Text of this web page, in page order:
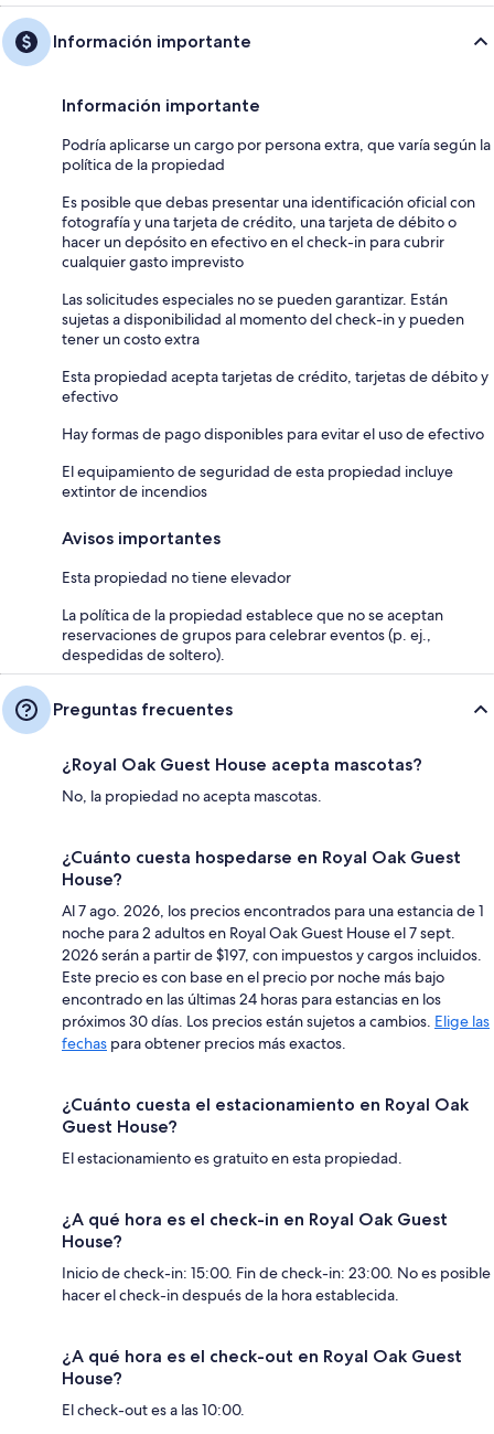
Información importante
Información importante
Podría aplicarse un cargo por persona extra, que varía según la
política de la propiedad
Es posible que debas presentar una identificación oficial con
fotografía y una tarjeta de crédito, una tarjeta de débito o
hacer un depósito en efectivo en el check-in para cubrir
cualquier gasto imprevisto
Las solicitudes especiales no se pueden garantizar. Están
sujetas a disponibilidad al momento del check-in y pueden
tener un costo extra
Esta propiedad acepta tarjetas de crédito, tarjetas de débito y
efectivo
Hay formas de pago disponibles para evitar el uso de efectivo
El equipamiento de seguridad de esta propiedad incluye
extintor de incendios
Avisos importantes
Esta propiedad no tiene elevador
La política de la propiedad establece que no se aceptan
reservaciones de grupos para celebrar eventos (p. ej.,
despedidas de soltero).
Preguntas frecuentes
¿Royal Oak Guest House acepta mascotas?
No, la propiedad no acepta mascotas.
¿Cuánto cuesta hospedarse en Royal Oak Guest
House?
Al 7 ago. 2026, los precios encontrados para una estancia de 1
noche para 2 adultos en Royal Oak Guest House el 7 sept.
2026 serán a partir de $197, con impuestos y cargos incluidos.
Este precio es con base en el precio por noche más bajo
encontrado en las últimas 24 horas para estancias en los
próximos 30 días. Los precios están sujetos a cambios. Elige las
fechas para obtener precios más exactos.
¿Cuánto cuesta el estacionamiento en Royal Oak
Guest House?
El estacionamiento es gratuito en esta propiedad.
¿A qué hora es el check-in en Royal Oak Guest
House?
Inicio de check-in: 15:00. Fin de check-in: 23:00. No es posible
hacer el check-in después de la hora establecida.
¿A qué hora es el check-out en Royal Oak Guest
House?
El check-out es a las 10:00.